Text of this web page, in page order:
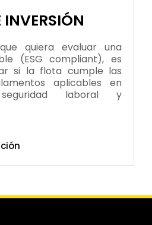
quiera evaluar una
(ESG compliant), es
si la flota cumple las
aplicables en
laboral y